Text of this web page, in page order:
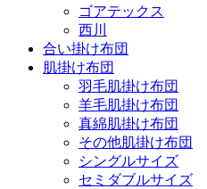
ゴアテックス
西川
合い掛け布団
肌掛け布団
羽毛肌掛け布団
羊毛肌掛け布団
真綿肌掛け布団
その他肌掛け布団
シングルサイズ
セミダブルサイズ